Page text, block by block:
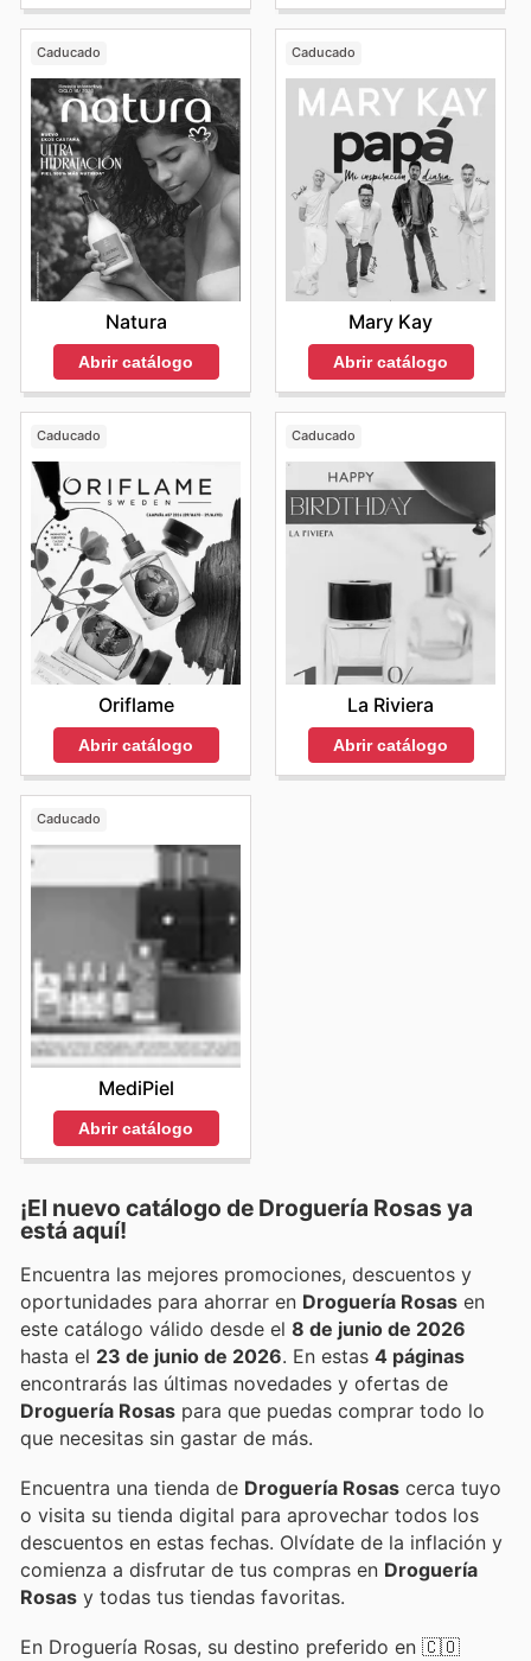
Caducado
Natura
Abrir catálogo
Caducado
Mary Kay
Abrir catálogo
Caducado
Oriflame
Abrir catálogo
Caducado
La Riviera
Abrir catálogo
Caducado
MediPiel
Abrir catálogo
¡El nuevo catálogo de Droguería Rosas ya
está aquí!
Encuentra las mejores promociones, descuentos y
oportunidades para ahorrar en Droguería Rosas en
este catálogo válido desde el 8 de junio de 2026
hasta el 23 de junio de 2026 . En estas 4 páginas
encontrarás las últimas novedades y ofertas de
Droguería Rosas para que puedas comprar todo lo
que necesitas sin gastar de más.
Encuentra una tienda de Droguería Rosas cerca tuyo
o visita su tienda digital para aprovechar todos los
descuentos en estas fechas. Olvídate de la inflación y
comienza a disfrutar de tus compras en Droguería
Rosas y todas tus tiendas favoritas.
En Droguería Rosas, su destino preferido en 🇨🇴